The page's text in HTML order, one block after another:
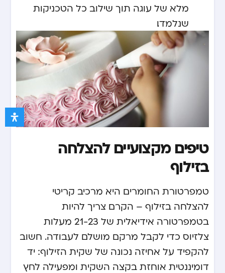
מלא של עוגה תוך שילוב כל הטכניקות
שנלמדו.
טיפים מקצועיים להצלחה
בזילוף
טמפרטורת החומרים היא מרכיב קריטי
להצלחה בזילוף – הקרם צריך להיות
בטמפרטורה אידיאלית של 21-23 מעלות
צלזיוס כדי לקבל מרקם מושלם לעבודה. חשוב
להקפיד על אחיזה נכונה של שקית הזילוף: יד
דומיננטית אוחזת בקצה השקית ומפעילה לחץ